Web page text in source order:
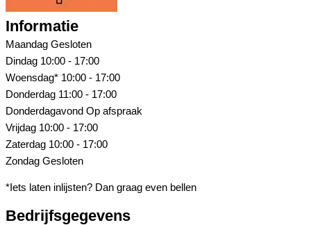
Informatie
Maandag Gesloten
Dindag 10:00 - 17:00
Woensdag* 10:00 - 17:00
Donderdag 11:00 - 17:00
Donderdagavond Op afspraak
Vrijdag 10:00 - 17:00
Zaterdag 10:00 - 17:00
Zondag Gesloten
*Iets laten inlijsten? Dan graag even bellen
Bedrijfsgegevens